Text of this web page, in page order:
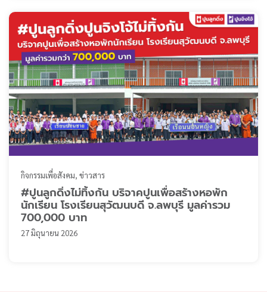
กิจกรรมเพื่อสังคม ข่าวสาร
#ปูนลูกดิ่งไม่ทิ้งกัน บริจาคปูนเพื่อสร้างหอพัก
นักเรียน โรงเรียนสุวัฒนบดี จ.ลพบุรี มูลค่ารวม
700,000 บาท
27 มิถุนายน 2026